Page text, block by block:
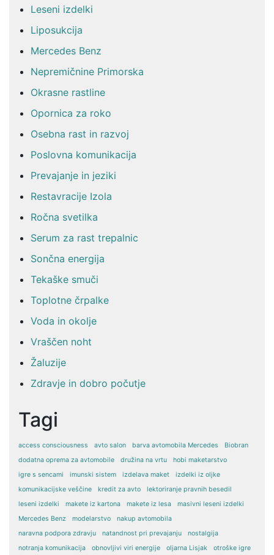
Leseni izdelki
Liposukcija
Mercedes Benz
Nepremičnine Primorska
Okrasne rastline
Opornica za roko
Osebna rast in razvoj
Poslovna komunikacija
Prevajanje in jeziki
Restavracije Izola
Ročna svetilka
Serum za rast trepalnic
Sončna energija
Tekaške smuči
Toplotne črpalke
Voda in okolje
Vraščen noht
Žaluzije
Zdravje in dobro počutje
Tagi
access consciousness avto salon barva avtomobila Mercedes
Biobran
dodatna oprema za avtomobile
družina na vrtu
hobi maketarstvo
igre s sencami
imunski sistem izdelava maket
izdelki iz oljke
komunikacijske veščine
kredit za avto
lektoriranje pravnih besedil
leseni izdelki
makete iz kartona makete iz lesa
masivni leseni izdelki
Mercedes Benz
modelarstvo
nakup avtomobila
naravna podpora zdravju
natandnost pri prevajanju
nostalgija
notranja komunikacija
obnovljivi viri energije oljarna Lisjak otroške igre